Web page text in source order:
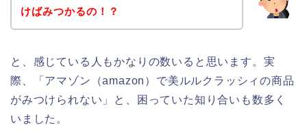
けばみつかるの！？
と、感じている人もかなりの数いると思います。実
際、「アマゾン（amazon）で美ルルクラッシィの商品
がみつけられない」と、困っていた知り合いも数多く
いました。